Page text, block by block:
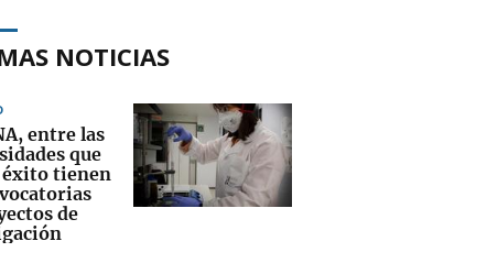
NOTICIAS
entre las
que
tienen
de